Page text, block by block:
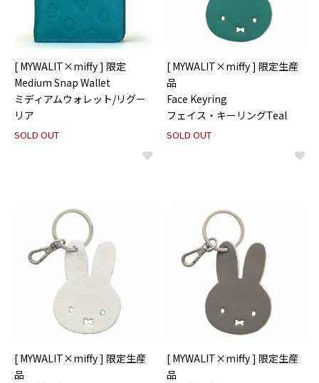
[ MYWALIT×miffy ] 限定
Medium Snap Wallet
ミディアムウォレット/リグー
リア
SOLD OUT
[ MYWALIT×miffy ] 限定生産
品
Face Keyring
フェイス・キーリングTeal
SOLD OUT
[ MYWALIT×miffy ] 限定生産
品
[ MYWALIT×miffy ] 限定生産
品